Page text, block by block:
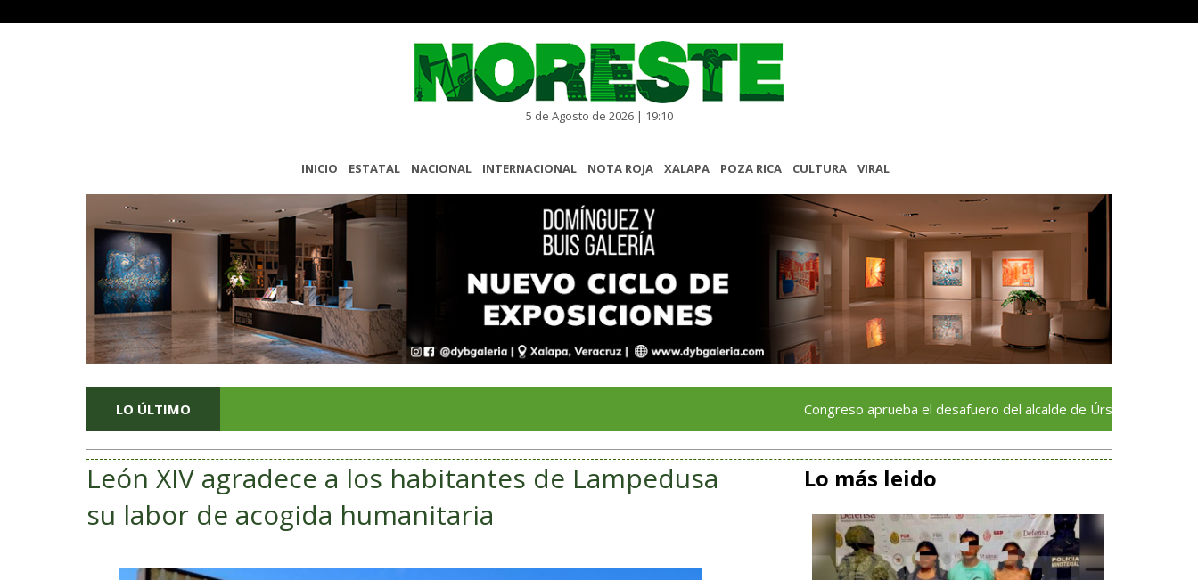
5 de Agosto de 2026 | 19:10
INICIO ESTATAL NACIONAL INTERNACIONAL NOTA ROJA XALAPA POZA RICA CULTURA VIRAL
LO ÚLTIMO Congreso aprueba el desafuero del alcalde de Úrsulo Galván
León XIV agradece a los habitantes de Lampedusa
su labor de acogida humanitaria
Lo más leido